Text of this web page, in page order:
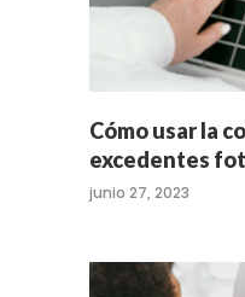
Cómo usar la
excedentes
junio 27, 2023